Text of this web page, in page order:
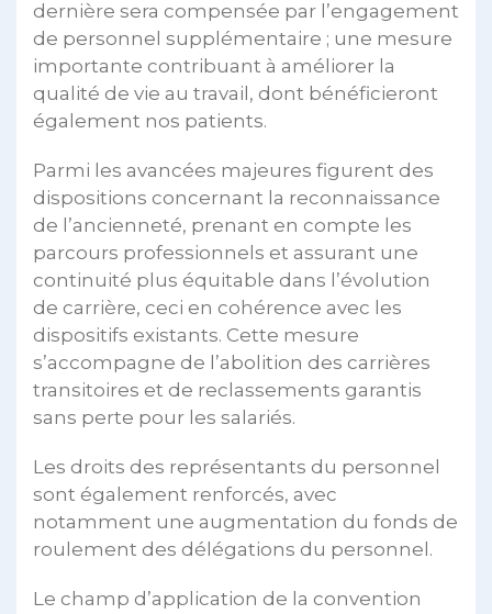
dernière sera compensée par l’engagement
de personnel supplémentaire ; une mesure
importante contribuant à améliorer la
qualité de vie au travail, dont bénéficieront
également nos patients.
Parmi les avancées majeures figurent des
dispositions concernant la reconnaissance
de l’ancienneté, prenant en compte les
parcours professionnels et assurant une
continuité plus équitable dans l’évolution
de carrière, ceci en cohérence avec les
dispositifs existants. Cette mesure
s’accompagne de l’abolition des carrières
transitoires et de reclassements garantis
sans perte pour les salariés.
Les droits des représentants du personnel
sont également renforcés, avec
notamment une augmentation du fonds de
roulement des délégations du personnel.
Le champ d’application de la convention